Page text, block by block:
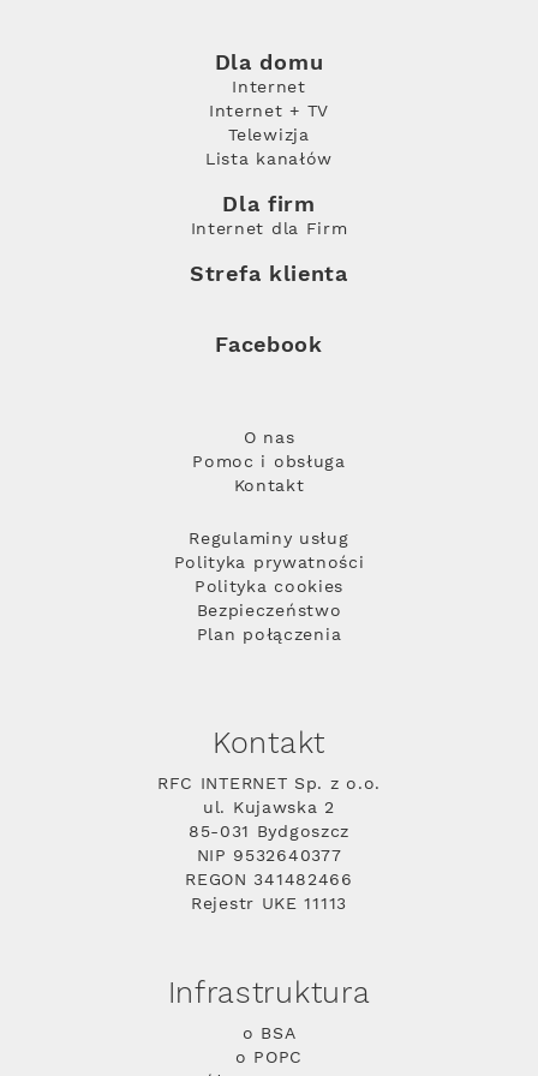
Dla domu
Internet
Internet + TV
Telewizja
Lista kanałów
Dla firm
Internet dla Firm
Strefa klienta
Facebook
O nas
Pomoc i obsługa
Kontakt
Regulaminy usług
Polityka prywatności
Polityka cookies
Bezpieczeństwo
Plan połączenia
Kontakt
RFC INTERNET Sp. z o.o.
ul. Kujawska 2
85-031 Bydgoszcz
NIP 9532640377
REGON 341482466
Rejestr UKE 11113
Infrastruktura
o BSA
o POPC